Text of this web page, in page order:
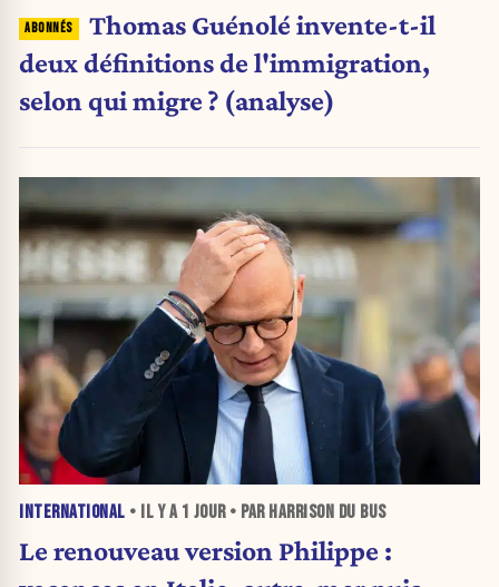
Thomas Guénolé invente-t-il
deux définitions de l'immigration,
selon qui migre ? (analyse)
INTERNATIONAL • IL Y A 1 JOUR• PAR HARRISON DU BUS
Le renouveau version Philippe :